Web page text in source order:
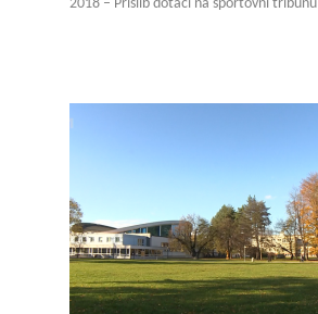
2018 – Příslib dotací na sportovní tribunu